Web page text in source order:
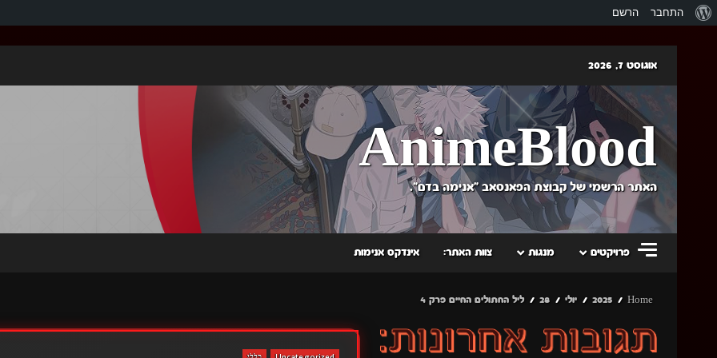
אודות
התחבר הרשם
content
אוגוסט 7, 2026
AnimeBlood
האתר הרשמי של קבוצת הפאנסאב "אנימה בדם".
פרויקטים מנגות צוות האתר: אינדקס אנימות
Home
2025 יולי 28 ליל החתולים החיים פרק 4